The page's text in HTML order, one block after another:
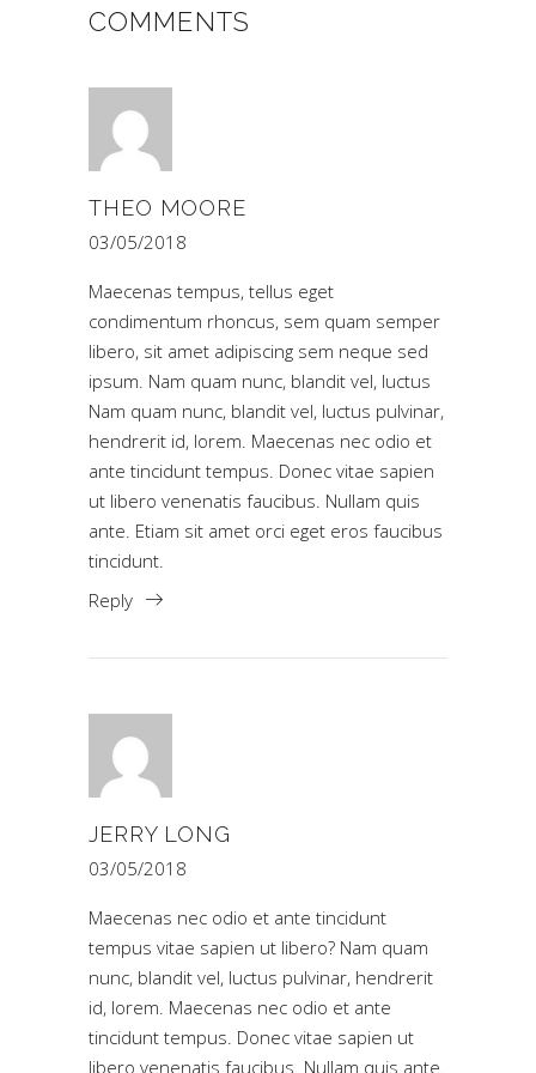
COMMENTS
THEO MOORE
03/05/2018
Maecenas tempus, tellus eget
condimentum rhoncus, sem quam semper
libero, sit amet adipiscing sem neque sed
ipsum. Nam quam nunc, blandit vel, luctus
Nam quam nunc, blandit vel, luctus pulvinar,
hendrerit id, lorem. Maecenas nec odio et
ante tincidunt tempus. Donec vitae sapien
ut libero venenatis faucibus. Nullam quis
ante. Etiam sit amet orci eget eros faucibus
tincidunt.
Reply
JERRY LONG
03/05/2018
Maecenas nec odio et ante tincidunt
tempus vitae sapien ut libero? Nam quam
nunc, blandit vel, luctus pulvinar, hendrerit
id, lorem. Maecenas nec odio et ante
tincidunt tempus. Donec vitae sapien ut
libero venenatis faucibus. Nullam quis ante.